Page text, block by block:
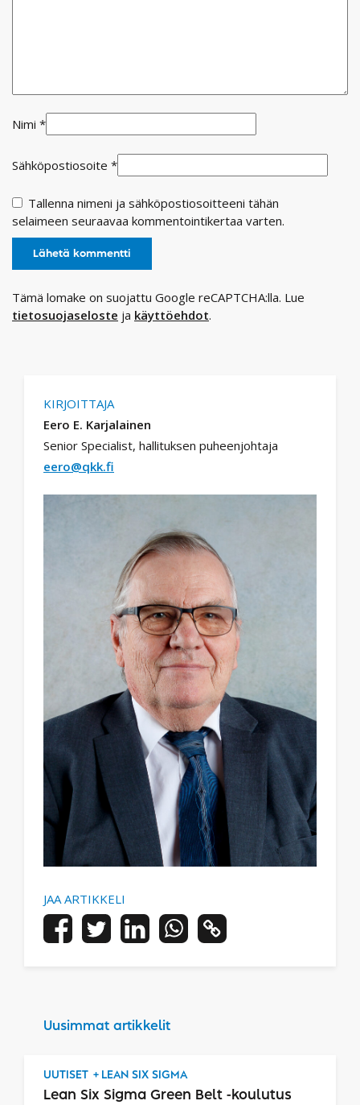
Nimi *
Sähköpostiosoite *
Tallenna nimeni ja sähköpostiosoitteeni tähän
selaimeen seuraavaa kommentointikertaa varten.
Tämä lomake on suojattu Google reCAPTCHA:lla. Lue
tietosuojaseloste ja käyttöehdot.
KIRJOITTAJA
Eero E. Karjalainen
Senior Specialist, hallituksen puheenjohtaja
eero@qkk.fi
JAA ARTIKKELI
Uusimmat artikkelit
UUTISET LEAN SIX SIGMA
Lean Six Sigma Green Belt -koulutus